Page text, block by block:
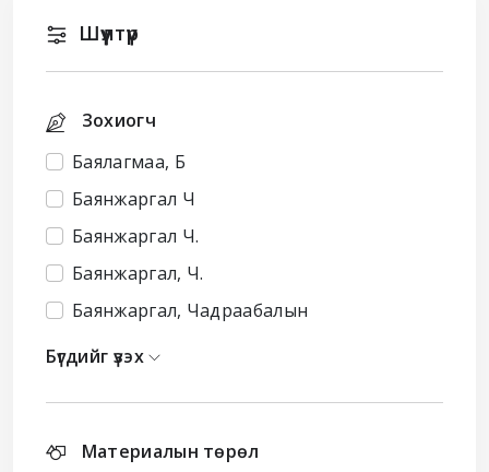
Шүүлтүүр
Зохиогч
Баялагмаа, Б
Баянжаргал Ч
Баянжаргал Ч.
Баянжаргал, Ч.
Баянжаргал, Чадраабалын
Бүгдийг үзэх
Материалын төрөл